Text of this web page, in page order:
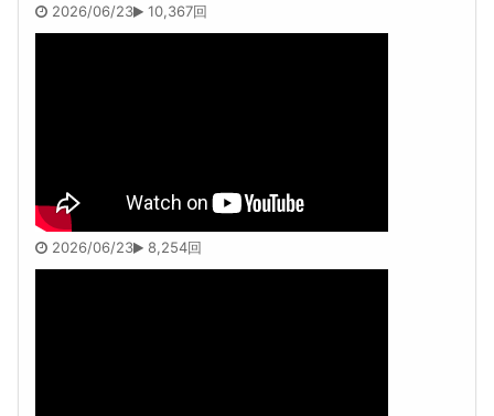
2026/06/23 10,367回
2026/06/23 8,254回